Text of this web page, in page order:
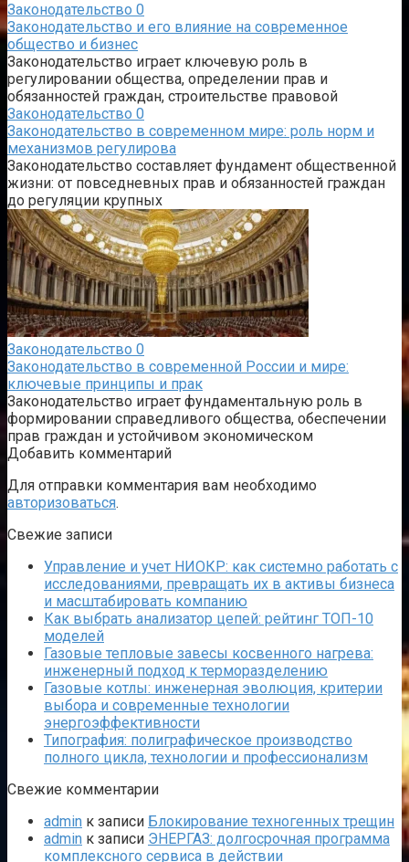
Законодательство 0
Законодательство и его влияние на современное
общество и бизнес
Законодательство играет ключевую роль в
регулировании общества, определении прав и
обязанностей граждан, строительстве правовой
Законодательство 0
Законодательство в современном мире: роль норм и
механизмов регулирова
Законодательство составляет фундамент общественной
жизни: от повседневных прав и обязанностей граждан
до регуляции крупных
Законодательство 0
Законодательство в современной России и мире:
ключевые принципы и прак
Законодательство играет фундаментальную роль в
формировании справедливого общества, обеспечении
прав граждан и устойчивом экономическом
Добавить комментарий
Для отправки комментария вам необходимо
авторизоваться.
Свежие записи
Управление и учет НИОКР: как системно работать с
исследованиями, превращать их в активы бизнеса
и масштабировать компанию
Как выбрать анализатор цепей: рейтинг ТОП-10
моделей
Газовые тепловые завесы косвенного нагрева:
инженерный подход к терморазделению
Газовые котлы: инженерная эволюция, критерии
выбора и современные технологии
энергоэффективности
Типография: полиграфическое производство
полного цикла, технологии и профессионализм
Свежие комментарии
admin к записи Блокирование техногенных трещин
admin к записи ЭНЕРГАЗ: долгосрочная программа
комплексного сервиса в действии